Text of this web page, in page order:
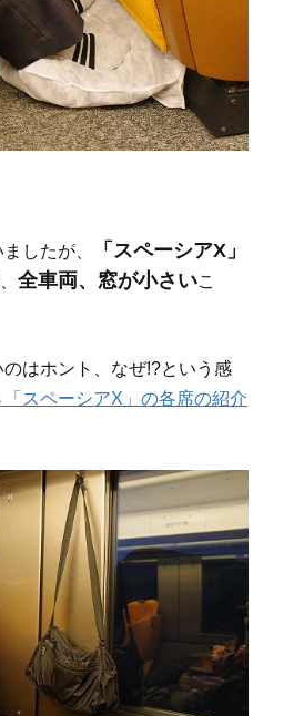
したが、
「スペーシアX」
全車両、窓が小さいこ
はホント、なぜ!?という感
スペーシアX」の各席の紹介